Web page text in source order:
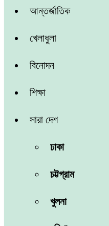
আন্তর্জাতিক
খেলাধুলা
বিনোদন
শিক্ষা
সারা দেশ
ঢাকা
চট্টগ্রাম
খুলনা